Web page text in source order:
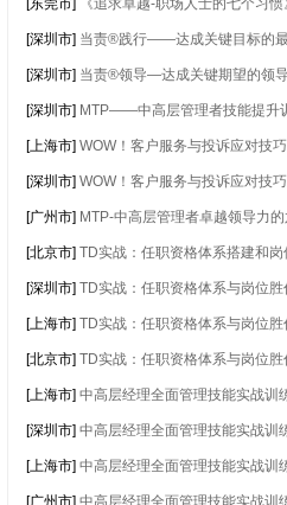
[东莞市] 《追求卓越-职场人士的七个习惯
[深圳市] 当责®践行——达成关键目标的最
[深圳市] 当责®领导—达成关键期望的领导
[深圳市] MTP——中高层管理者技能提升
[上海市] WOW！客户服务与投诉应对技巧
[深圳市] WOW！客户服务与投诉应对技巧
[广州市] MTP-中高层管理者卓越领导力
[北京市] TD实战：任职资格体系搭建和岗
[深圳市] TD实战：任职资格体系与岗位胜
[上海市] TD实战：任职资格体系与岗位胜
[北京市] TD实战：任职资格体系与岗位胜
[上海市] 中高层经理全面管理技能实战训
[深圳市] 中高层经理全面管理技能实战训
[上海市] 中高层经理全面管理技能实战训
[广州市] 中高层经理全面管理技能实战训